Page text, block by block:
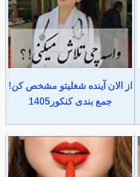
از الان آینده شغلیتو مشخص کن!
جمع بندی کنکور1405